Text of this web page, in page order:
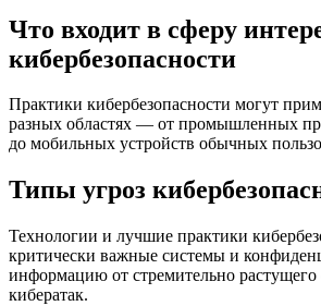
Что входит в сферу
кибербезопасности
Практики кибербезопасности могут
разных областях — от промышленных
до мобильных устройств обычных
Типы угроз
Технологии и лучшие практики
критически важные системы и
информацию от стремительно
кибератак.